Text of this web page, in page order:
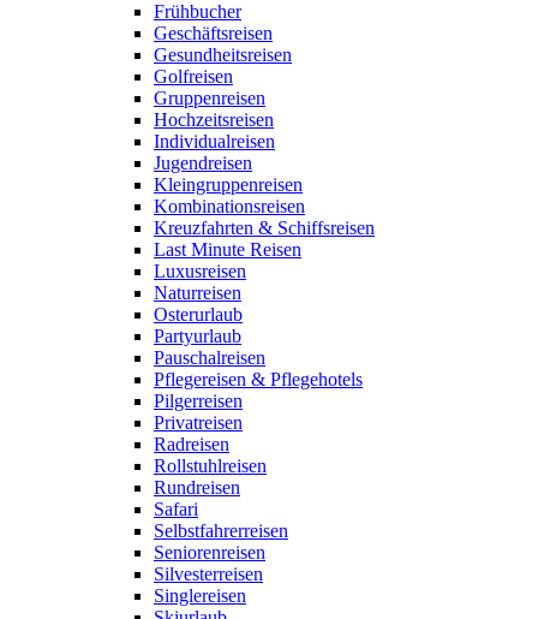
Frühbucher
Geschäftsreisen
Gesundheitsreisen
Golfreisen
Gruppenreisen
Hochzeitsreisen
Individualreisen
Jugendreisen
Kleingruppenreisen
Kombinationsreisen
Kreuzfahrten & Schiffsreisen
Last Minute Reisen
Luxusreisen
Naturreisen
Osterurlaub
Partyurlaub
Pauschalreisen
Pflegereisen & Pflegehotels
Pilgerreisen
Privatreisen
Radreisen
Rollstuhlreisen
Rundreisen
Safari
Selbstfahrerreisen
Seniorenreisen
Silvesterreisen
Singlereisen